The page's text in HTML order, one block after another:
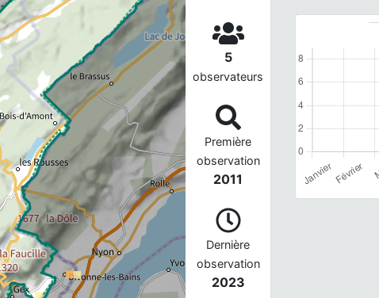
5
observateurs
Première
observation
2011
Dernière
observation
2023